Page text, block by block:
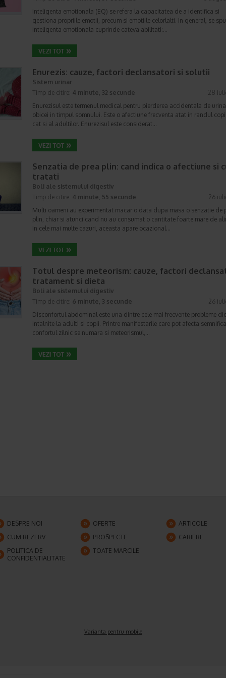
Inteligenta emotionala (EQ) se refera la capacitatea de a identifica si
gestiona propriile emotii, precum si emotiile celorlalti. In general, se
inteligenta emotionala cuprinde cateva abilitati:…
Enurezis: cauze, factori declansatori si solutii
Sistem urinar
Timp de citire: 4 minute, 32 secunde
28
Enurezisul este termenul medical pentru pierderea accidentala de
obicei in timpul somnului. Este o afectiune frecventa atat in randul
cat si al adultilor. Enurezisul este considerat…
Senzatia de prea plin: cand indica o afectiune si
tratati
Boli ale sistemului digestiv
Timp de citire: 4 minute, 55 secunde
26
Multi oameni au experimentat macar o data dupa masa o senzatie de
plin, chiar si atunci cand nu au consumat o cantitate foarte mare de
In cele mai multe cazuri, aceasta apare ocazional…
Totul despre meteorism: cauze, factori
tratament si dieta
Boli ale sistemului digestiv
Timp de citire: 6 minute, 3 secunde
26
Disconfortul abdominal este una dintre cele mai frecvente probleme
intalnite la adulti si copii. Printre manifestarile care pot afecta
confortul zilnic se numara si meteorismul,…
DESPRE NOI OFERTE
ARTICOLE
CUM REZERV
PROSPECTE
CARIERE
POLITICA DE
CONFIDENTIALITATE
TOATE MARCILE
Varianta pentru mobile